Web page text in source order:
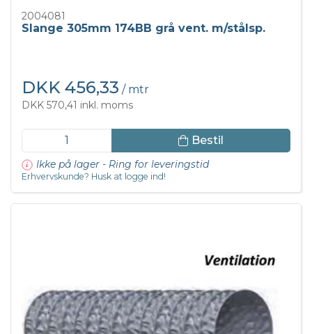
2004081
Slange 305mm 174BB grå vent. m/stålsp.
DKK 456,33 / mtr
DKK 570,41 inkl. moms
Bestil
Ikke på lager - Ring for leveringstid
Erhvervskunde? Husk at logge ind!